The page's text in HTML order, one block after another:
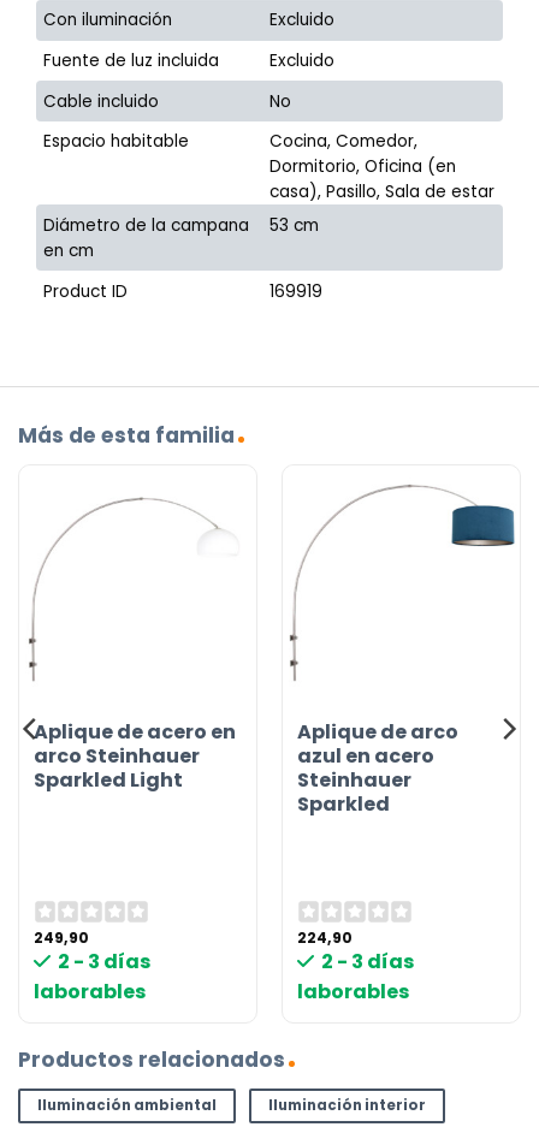
Con iluminación
Excluido
Fuente de luz incluida
Excluido
Cable incluido
No
Espacio habitable
Cocina, Comedor,
Dormitorio, Oficina (en
casa), Pasillo, Sala de estar
Diámetro de la campana
en cm
53 cm
Product ID 169919
Más de esta familia
Aplique de acero en
arco Steinhauer
Sparkled Light
249,90
2 - 3 días
laborables
Aplique de arco
azul en acero
Steinhauer
Sparkled
224,90
2 - 3 días
laborables
Productos relacionados
Iluminación ambiental Iluminación interior